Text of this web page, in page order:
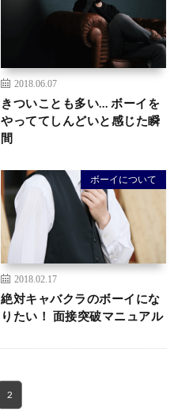
2018.06.07
きついことも多い… ボーイを
やっててしんどいと感じた瞬
間
ボーイについて
2018.02.17
絶対キャバクラのボーイにな
りたい！ 面接突破マニュアル
2